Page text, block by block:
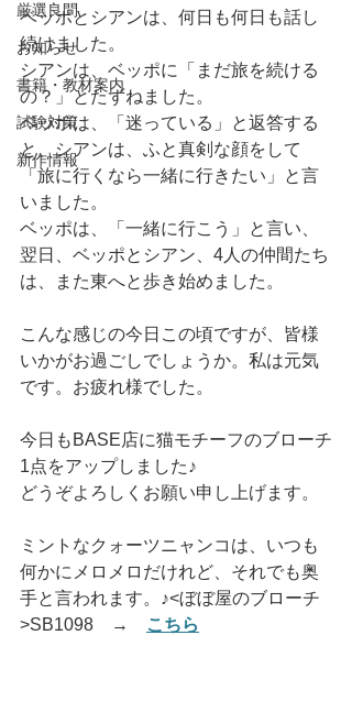
厳選良問
お知らせ
書籍・教材案内
試験対策
新作情報
ベッポとシアンは、何日も何日も話し
続けました。
シアンは、ベッポに「まだ旅を続ける
の？」とたずねました。
ベッポは、「迷っている」と返答する
と、シアンは、ふと真剣な顔をして
「旅に行くなら一緒に行きたい」と言
いました。
ベッポは、「一緒に行こう」と言い、
翌日、ベッポとシアン、4人の仲間たち
は、また東へと歩き始めました。
こんな感じの今日この頃ですが、皆様
いかがお過ごしでしょうか。私は元気
です。お疲れ様でした。
今日もBASE店に猫モチーフのブローチ
1点をアップしました♪
どうぞよろしくお願い申し上げます。
ミントなクォーツニャンコは、いつも
何かにメロメロだけれど、それでも奥
手と言われます。♪<ぼぼ屋のブローチ
>SB1098　→
こちら